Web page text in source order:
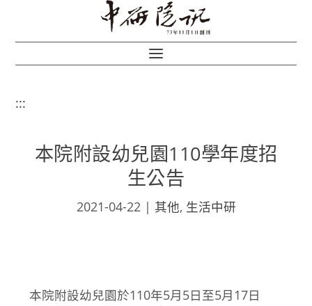
:::
本院附設幼兒園110學年度招
生公告
2021-04-22| 其他, 生活中研
本院附設幼兒園於110年5月5日至5月17日